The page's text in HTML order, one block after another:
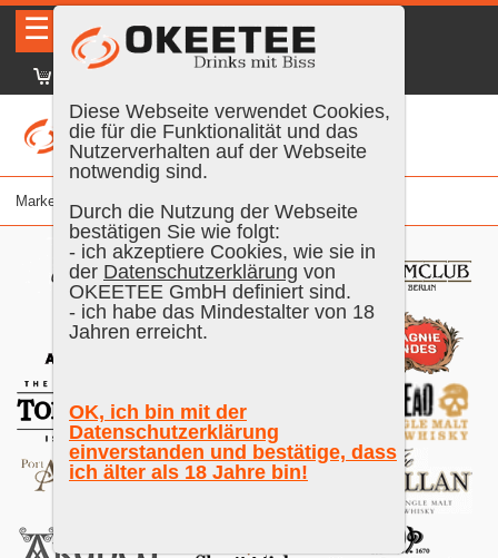
☰ DE EN | Anmelden
Marke
Diese Webseite verwendet Cookies,
die für die Funktionalität und das
Nutzerverhalten auf der Webseite
notwendig sind.
Durch die Nutzung der Webseite
bestätigen Sie wie folgt:
- ich akzeptiere Cookies, wie sie in
der Datenschutzerklärung von
OKEETEE GmbH definiert sind.
- ich habe das Mindestalter von 18
Jahren erreicht.
OK, ich bin mit der
Datenschutzerklärung
einverstanden und bestätige, dass
ich älter als 18 Jahre bin!